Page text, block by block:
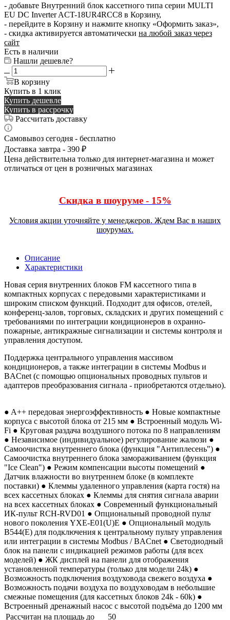
- добавьте Внутренний блок кассетного типа серии MULTI
EU DC Inverter ACT-18UR4RCC8 в Корзину,
- перейдите в Корзину и нажмите кнопку «Оформить заказ»,
- скидка активируется автоматически на любой заказ через
сайт
Есть в наличии
Нашли дешевле?
В корзину
Купить в 1 клик
Купить дешевле
Купить в рассрочку
Рассчитать доставку
Самовывоз сегодня - бесплатно
Доставка завтра - 390 ₽
Цена действительна только для интернет-магазина и может
отличаться от цен в розничных магазинах
Скидка в шоуруме - 15%
Условия акции уточняйте у менеджеров. Ждем Вас в наших
шоурумах.
Описание
Характеристики
Новая серия внутренних блоков FM кассетного типа в
компактных корпусах с передовыми характеристиками и
широким списком функций. Подходит для офисов, отелей,
конференц-залов, торговых, складских и других помещений с
требованиями по интеграции кондиционеров в охранно-
пожарные, антикражные сигнализации и системы контроля и
управления доступом.
Поддержка центрального управления массивом
кондиционеров, а также интеграции в системы Modbus и
BACnet (с помощью опциональных проводных пультов и
адаптеров преобразования сигнала - приобретаются отдельно).
● A++ передовая энергоэффективность ● Новые компактные
корпуса с высотой блока от 215 мм ● Встроенный модуль Wi-
Fi ● Круговая раздача воздушного потока по 8 направлениям
● Независимое (индивидуальное) регулирование жалюзи ●
Самоочистка внутреннего блока (функция "Антиплесень") ●
Самоочистка внутреннего блока замораживанием (функция
"Ice Clean") ● Режим компенсации высоты помещений ●
Датчик влажности во внутреннем блоке (в комплекте
поставки) ● Клеммы удаленного управления (карта гостя) на
всех кассетных блоках ● Клеммы для снятия сигнала аварии
на всех кассетных блоках ● Современный функциональный
ИК-пульт RCH-RVD01 ● Опциональный проводной пульт
нового поколения YXE-E01(U)E ● Опциональный модуль
B544(E) для подключения к центральному пульту управления
или интеграции в системы Modbus / BACnet ● Светодиодный
блок на панели с индикацией режимов работы (для всех
моделей) ● ЖК дисплей на панели для отображения
установленной температуры (только для модели 24k) ●
Возможность подключения воздуховода свежего воздуха ●
Возможность подачи воздуха по воздуховодам в небольшие
смежные помещения (для кассетных блоков 24k - 60k) ●
Встроенный дренажный насос с высотой подъёма до 1200 мм
Рассчитан на площадь до
50